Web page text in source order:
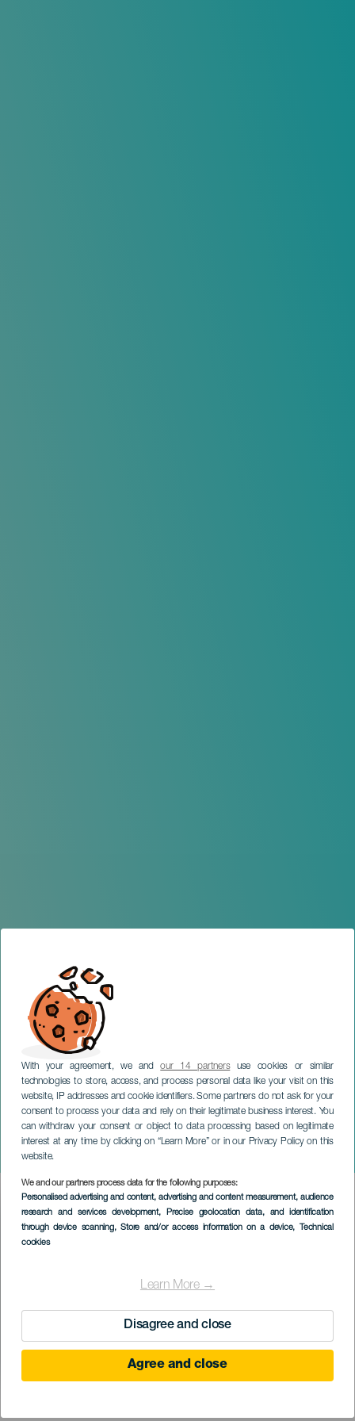
With your agreement, we andour 14 partnersuse cookies or similar
technologies to store, access, and process personal data like your visit on this
website, IP addresses and cookie identifiers. Some partners do not ask for your
consent to process your data and rely on their legitimate business interest. You
can withdraw your consent or object to data processing based on legitimate
interest at any time by clicking on “Learn More” or in our Privacy Policy on this
website.
We and our partners process data for the following purposes:
Personalised advertising and content, advertising and content measurement, audience
research and services development, Precise geolocation data, and identification
through device scanning, Store and/or access information on a device, Technical
cookies
Learn More →
Disagree and close
Agree and close
Отголоски: музыка и
танцы
ТЕНЕРИФЕ
Imagen
Listado